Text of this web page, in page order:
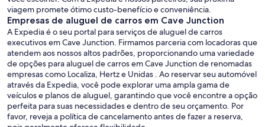
viagem promete ótimo custo-benefício e conveniência.
Empresas de aluguel de carros em Cave Junction
A Expedia é o seu portal para serviços de aluguel de carros
executivos em Cave Junction. Firmamos parceria com locadoras que
atendem aos nossos altos padrões, proporcionando uma variedade
de opções para aluguel de carros em Cave Junction de renomadas
empresas como Localiza, Hertz e Unidas . Ao reservar seu automóvel
através da Expedia, você pode explorar uma ampla gama de
veículos e planos de aluguel, garantindo que você encontre a opção
perfeita para suas necessidades e dentro de seu orçamento. Por
favor, reveja a política de cancelamento antes de fazer a reserva,